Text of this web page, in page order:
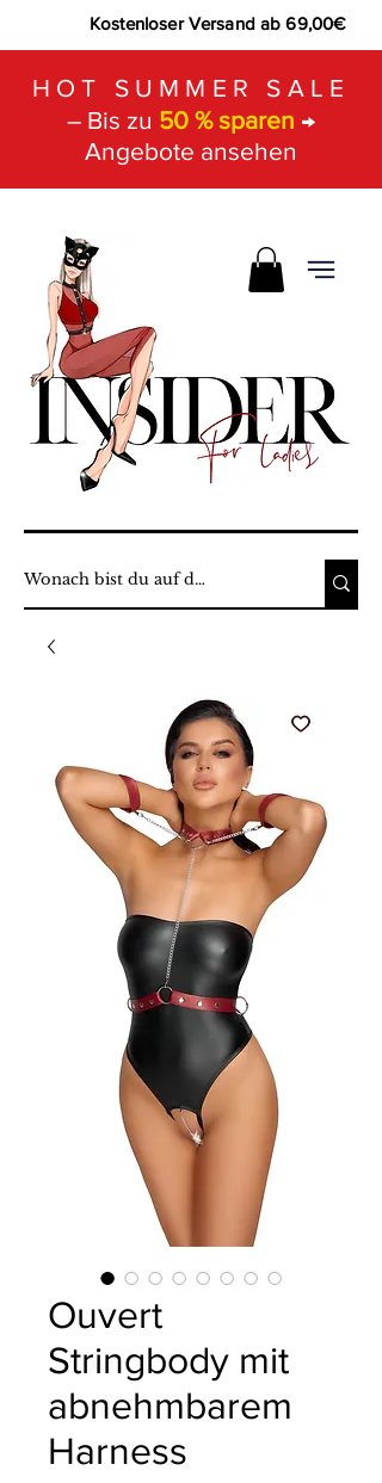
Kostenloser Versand ab 69,00€
HOT SUMMER SALE
– Bis zu 50 % sparen →
Angebote ansehen
Ouvert
Stringbody mit
abnehmbarem
Harness